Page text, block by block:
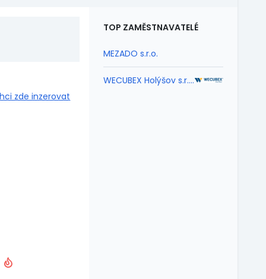
zde inzerovat
TOP ZAMĚSTNAVATELÉ
MEZADO s.r.o.
WECUBEX Holýšov s.r.o.